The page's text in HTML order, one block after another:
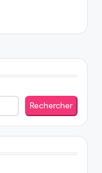
Rechercher